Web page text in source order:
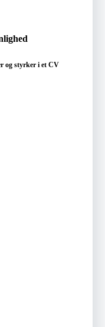
og styrker i et CV